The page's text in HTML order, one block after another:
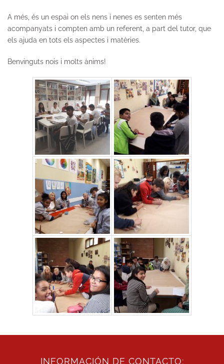
A més, és un espai on els nens i nenes es senten més
acompanyats i compten amb un referent, a part del tutor, que
els ajuda en tots els aspectes i matèries.
Benvinguts nois i molts ànims!
INFORMACIÓN DE CONTACTO: